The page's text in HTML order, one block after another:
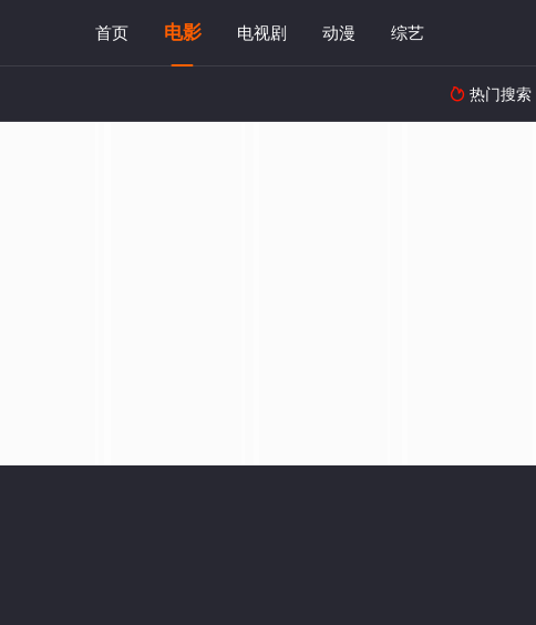
首页 电影 电视剧 动漫 综艺
 热门搜索